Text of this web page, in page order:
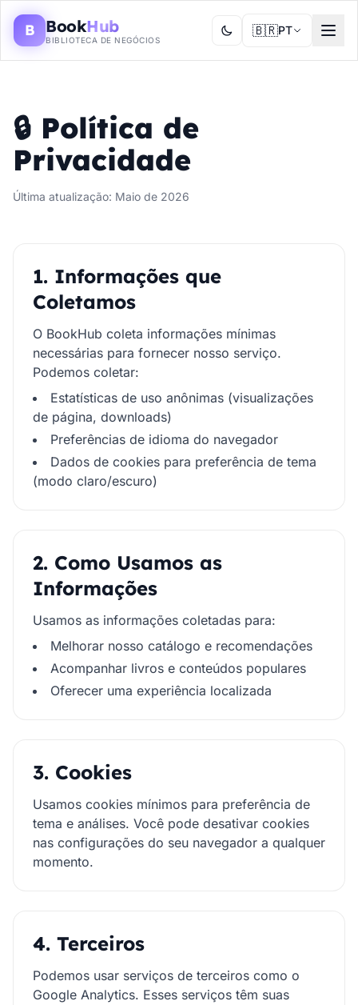
B BookHub
BIBLIOTECA DE NEGÓCIOS
🇧🇷PT
🔒 Política de
Privacidade
Última atualização: Maio de 2026
1. Informações que
Coletamos
O BookHub coleta informações mínimas
necessárias para fornecer nosso serviço.
Podemos coletar:
Estatísticas de uso anônimas (visualizações
de página, downloads)
Preferências de idioma do navegador
Dados de cookies para preferência de tema
(modo claro/escuro)
2. Como Usamos as
Informações
Usamos as informações coletadas para:
Melhorar nosso catálogo e recomendações
Acompanhar livros e conteúdos populares
Oferecer uma experiência localizada
3. Cookies
Usamos cookies mínimos para preferência de
tema e análises. Você pode desativar cookies
nas configurações do seu navegador a qualquer
momento.
4. Terceiros
Podemos usar serviços de terceiros como o
Google Analytics. Esses serviços têm suas